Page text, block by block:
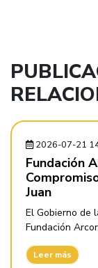
2026-07-21
Fundación
Juan
El Gobierno de
Fundación
Leer más